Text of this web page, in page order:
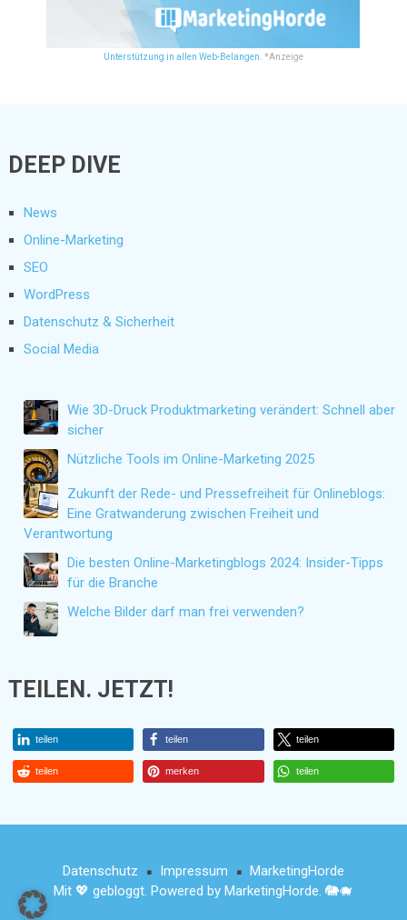
Unterstützung in allen Web-Belangen. *Anzeige
DEEP DIVE
News
Online-Marketing
SEO
WordPress
Datenschutz & Sicherheit
Social Media
Wie 3D-Druck Produktmarketing verändert: Schnell aber
sicher
Nützliche Tools im Online-Marketing 2025
Zukunft der Rede- und Pressefreiheit für Onlineblogs:
Eine Gratwanderung zwischen Freiheit und
Verantwortung
Die besten Online-Marketingblogs 2024: Insider-Tipps
für die Branche
Welche Bilder darf man frei verwenden?
TEILEN. JETZT!
teilen teilen teilen
teilen merken teilen
Datenschutz ■ Impressum ■ MarketingHorde